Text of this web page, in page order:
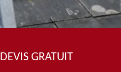
DEVIS GRATUIT